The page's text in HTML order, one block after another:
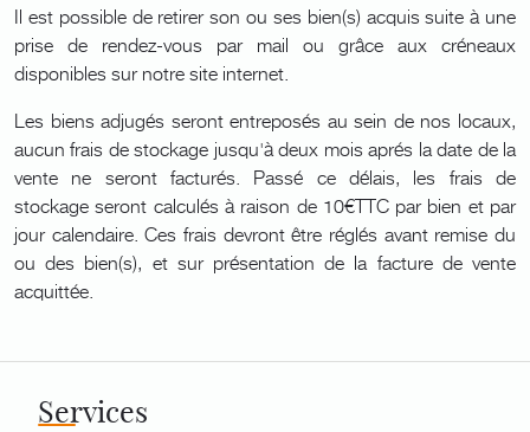
Il est possible de retirer son ou ses bien(s) acquis suite à une
prise de rendez-vous par mail ou grâce aux créneaux
disponibles sur notre site internet.
Les biens adjugés seront entreposés au sein de nos locaux,
aucun frais de stockage jusqu'à deux mois aprés la date de la
vente ne seront facturés. Passé ce délais, les frais de
stockage seront calculés à raison de 10€TTC par bien et par
jour calendaire. Ces frais devront être réglés avant remise du
ou des bien(s), et sur présentation de la facture de vente
acquittée.
Services